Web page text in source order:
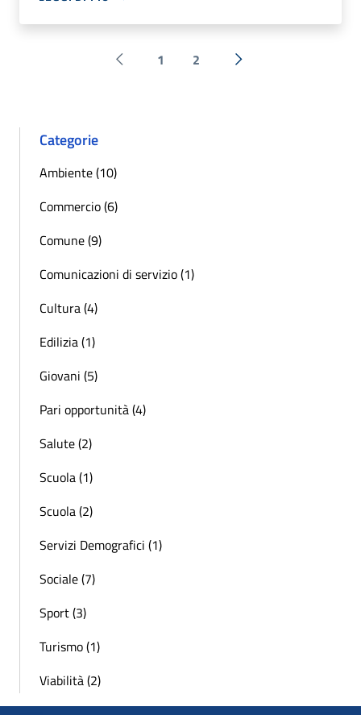
Pagina precedente
1 2 Successiva »
Categorie
Ambiente (10)
Commercio (6)
Comune (9)
Comunicazioni di servizio (1)
Cultura (4)
Edilizia (1)
Giovani (5)
Pari opportunità (4)
Salute (2)
Scuola (1)
Scuola (2)
Servizi Demografici (1)
Sociale (7)
Sport (3)
Turismo (1)
Viabilità (2)